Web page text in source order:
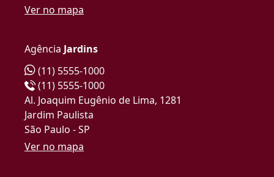
Ver no mapa
Agência Jardins
(11) 5555-1000
(11) 5555-1000
Al. Joaquim Eugênio de Lima, 1281
Jardim Paulista
São Paulo - SP
Ver no mapa